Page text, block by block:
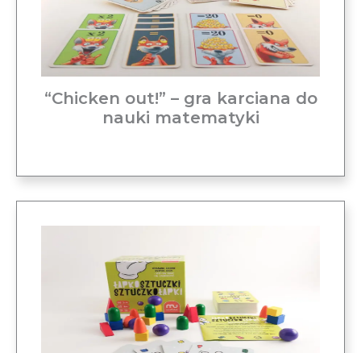
“Chicken out!” – gra karciana do
nauki matematyki